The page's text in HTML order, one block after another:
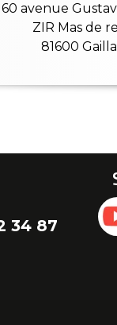
60 avenue
ZIR Mas de
81600
34 87